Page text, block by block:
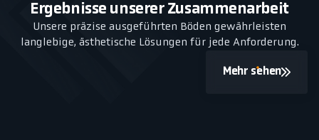
Ergebnisse unserer Zusammenarbeit
Unsere präzise ausgeführten Böden gewährleisten
langlebige, ästhetische Lösungen für jede Anforderung.
Mehr sehen